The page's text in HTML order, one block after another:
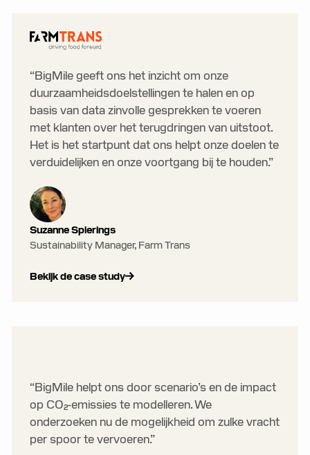
“BigMile geeft ons het inzicht om onze
duurzaamheidsdoelstellingen te halen en op
basis van data zinvolle gesprekken te voeren
met klanten over het terugdringen van uitstoot.
Het is het startpunt dat ons helpt onze doelen te
verduidelijken en onze voortgang bij te houden.”
Suzanne Spierings
Sustainability Manager, Farm Trans
Bekijk de case study
“BigMile helpt ons door scenario’s en de impact
op CO₂-emissies te modelleren. We
onderzoeken nu de mogelijkheid om zulke vracht
per spoor te vervoeren.”